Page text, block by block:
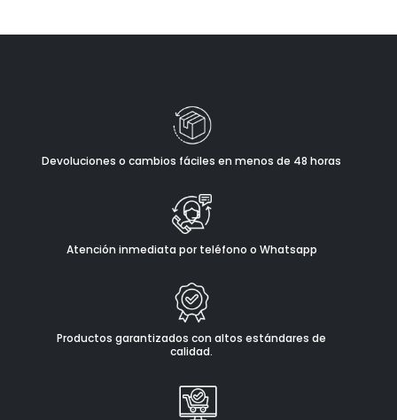
Devoluciones o cambios fáciles en menos de 48 horas
Atención inmediata por teléfono o Whatsapp
Productos garantizados con altos estándares de
calidad.